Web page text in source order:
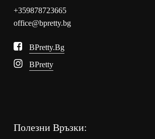
+359878723665
office@bpretty.bg
BPretty.bg
BPretty
Полезни Връзки: